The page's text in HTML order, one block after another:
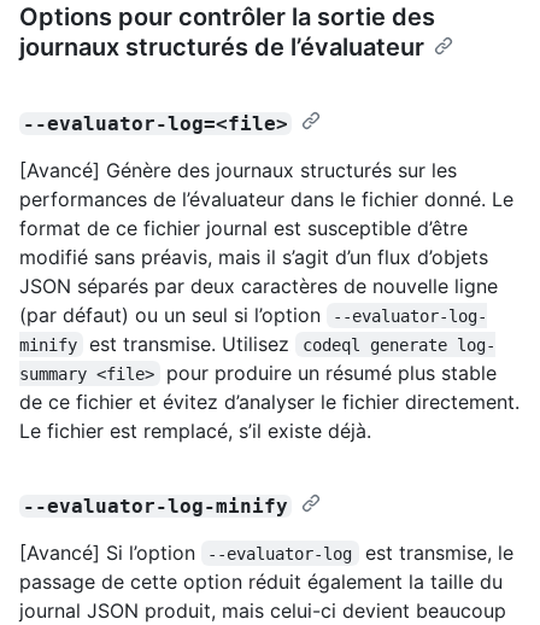
Options pour contrôler la sortie des
journaux structurés de l’évaluateur
--evaluator-log=<file>
[Avancé] Génère des journaux structurés sur les
performances de l’évaluateur dans le fichier donné. Le
format de ce fichier journal est susceptible d’être
modifié sans préavis, mais il s’agit d’un flux d’objets
JSON séparés par deux caractères de nouvelle ligne
(par défaut) ou un seul si l’option
--evaluator-log-
minify
est transmise. Utilisez
codeql generate log-
summary <file>
pour produire un résumé plus stable
de ce fichier et évitez d’analyser le fichier directement.
Le fichier est remplacé, s’il existe déjà.
--evaluator-log-minify
[Avancé] Si l’option --evaluator-log
est transmise, le
passage de cette option réduit également la taille du
journal JSON produit, mais celui-ci devient beaucoup